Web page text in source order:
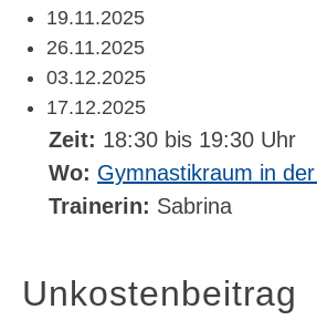
19.11.2025
26.11.2025
03.12.2025
17.12.2025
Zeit: 18:30 bis 19:30 Uhr
Wo: Gymnastikraum in
Trainerin: Sabrina
Unkostenbeitrag